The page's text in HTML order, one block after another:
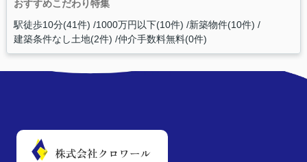
おすすめこだわり特集
駅徒歩10分(41件) 1000万円以下(10件) 新築物件(10件)
建築条件なし土地(2件) 仲介手数料無料(0件)